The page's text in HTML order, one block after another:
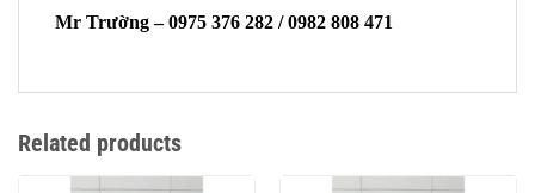
Mr Trường – 0975 376 282 / 0982 808 471
Related products